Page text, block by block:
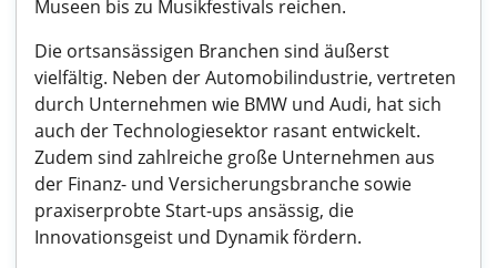
Museen bis zu Musikfestivals reichen.
Die ortsansässigen Branchen sind äußerst
vielfältig. Neben der Automobilindustrie, vertreten
durch Unternehmen wie BMW und Audi, hat sich
auch der Technologiesektor rasant entwickelt.
Zudem sind zahlreiche große Unternehmen aus
der Finanz- und Versicherungsbranche sowie
praxiserprobte Start-ups ansässig, die
Innovationsgeist und Dynamik fördern.